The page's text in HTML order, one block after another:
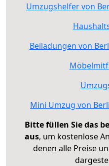
Umzugshelfer von
Beiladungen von
Mini Umzug von
Bitte füllen Sie das
aus, um kostenlose
denen alle Preise